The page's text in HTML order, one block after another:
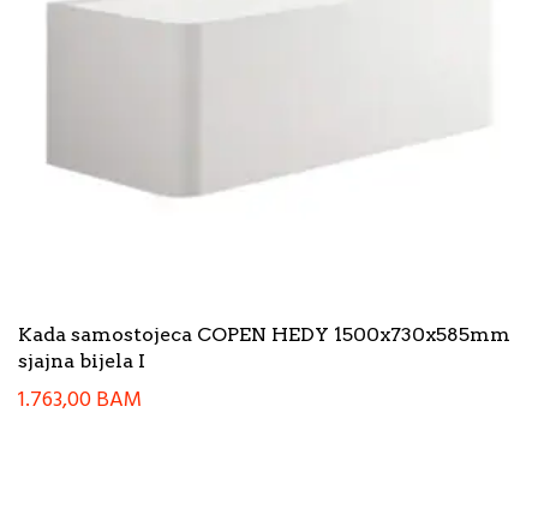
Kada samostojeca COPEN HEDY 1500x730x585mm
sjajna bijela I
1.763,00BAM